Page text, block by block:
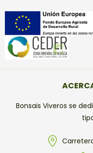
Bonsais Viveros se